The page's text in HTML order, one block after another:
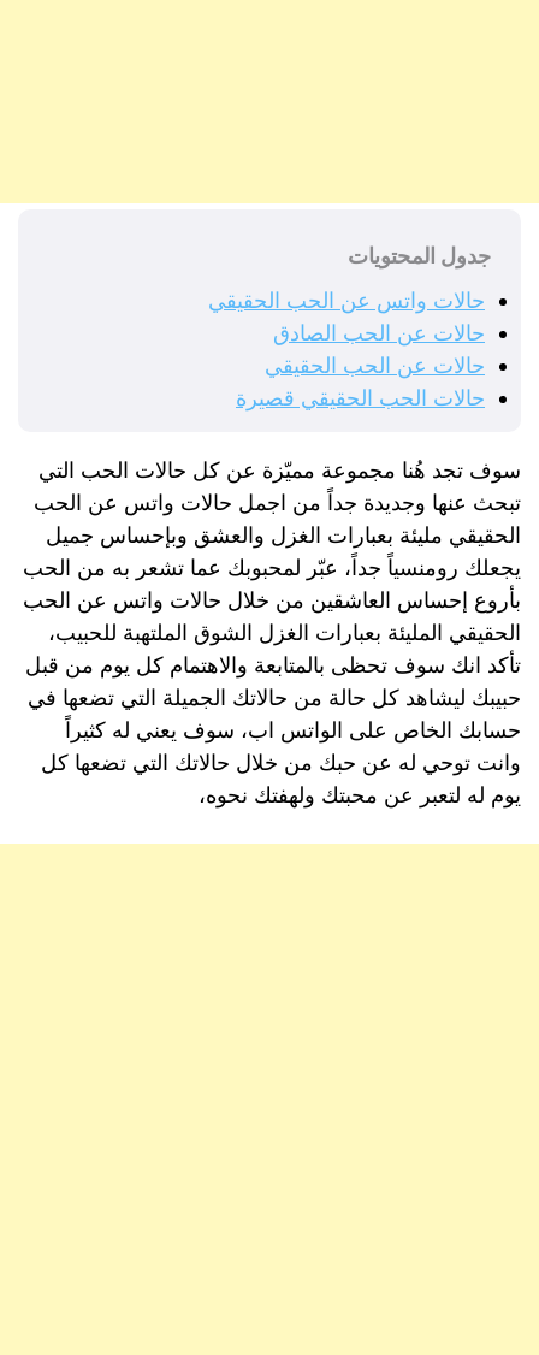
جدول المحتويات
حالات واتس عن الحب الحقيقي
حالات عن الحب الصادق
حالات عن الحب الحقيقي
حالات الحب الحقيقي قصيرة
سوف تجد هُنا مجموعة مميّزة عن كل حالات الحب التي
تبحث عنها وجديدة جداً من اجمل حالات واتس عن الحب
الحقيقي مليئة بعبارات الغزل والعشق وبإحساس جميل
يجعلك رومنسياً جداً، عبّر لمحبوبك عما تشعر به من الحب
بأروع إحساس العاشقين من خلال حالات واتس عن الحب
الحقيقي المليئة بعبارات الغزل الشوق الملتهبة للحبيب،
تأكد انك سوف تحظى بالمتابعة والاهتمام كل يوم من قبل
حبيبك ليشاهد كل حالة من حالاتك الجميلة التي تضعها في
حسابك الخاص على الواتس اب، سوف يعني له كثيراً
وانت توحي له عن حبك من خلال حالاتك التي تضعها كل
يوم له لتعبر عن محبتك ولهفتك نحوه،